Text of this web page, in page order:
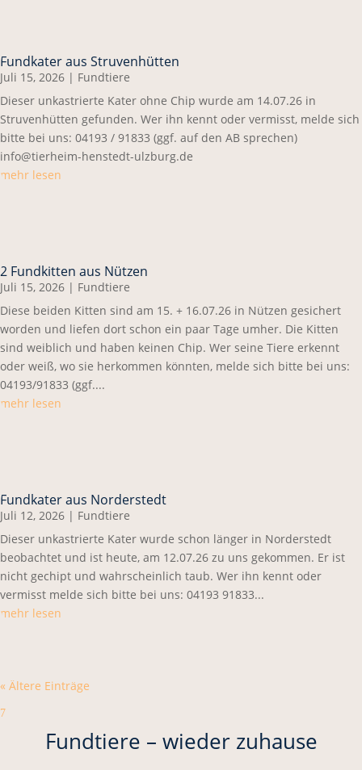
Fundkater aus Struvenhütten
Juli 15, 2026 | Fundtiere
Dieser unkastrierte Kater ohne Chip wurde am 14.07.26 in
Struvenhütten gefunden. Wer ihn kennt oder vermisst, melde sich
bitte bei uns: 04193 / 91833 (ggf. auf den AB sprechen)
info@tierheim-henstedt-ulzburg.de
mehr lesen
2 Fundkitten aus Nützen
Juli 15, 2026 | Fundtiere
Diese beiden Kitten sind am 15. + 16.07.26 in Nützen gesichert
worden und liefen dort schon ein paar Tage umher. Die Kitten
sind weiblich und haben keinen Chip. Wer seine Tiere erkennt
oder weiß, wo sie herkommen könnten, melde sich bitte bei uns:
04193/91833 (ggf....
mehr lesen
Fundkater aus Norderstedt
Juli 12, 2026 | Fundtiere
Dieser unkastrierte Kater wurde schon länger in Norderstedt
beobachtet und ist heute, am 12.07.26 zu uns gekommen. Er ist
nicht gechipt und wahrscheinlich taub. Wer ihn kennt oder
vermisst melde sich bitte bei uns: 04193 91833...
mehr lesen
« Ältere Einträge
7
Fundtiere – wieder zuhause